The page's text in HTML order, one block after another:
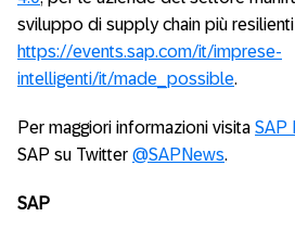
sviluppo di supply chain più
https://events.sap.com/it/imprese-
intelligenti/it/made_possible.
Per maggiori informazioni visita SAP
SAP su Twitter @SAPNews.
SAP